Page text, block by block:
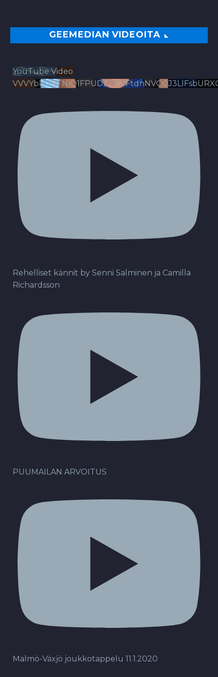
GEEMEDIAN VIDEOITA
YouTube Video
Rehelliset kännit by Senni Salminen ja Camilla
Richardsson
PUUMAILAN ARVOITUS
Malmö-Växjö joukkotappelu 11.1.2020